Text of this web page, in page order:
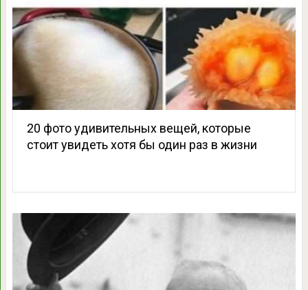
20 фото удивительных вещей, которые
стоит увидеть хотя бы один раз в жизни